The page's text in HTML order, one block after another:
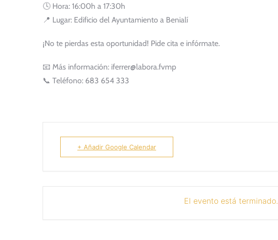
🕓 Hora: 16:00h a 17:30h
📍 Lugar: Edificio del Ayuntamiento a Benialí
¡No te pierdas esta oportunidad! Pide cita e infórmate.
📧 Más información: iferrer@labora.fvmp
📞 Teléfono: 683 654 333
+ Añadir Google Calendar
El evento está terminado.